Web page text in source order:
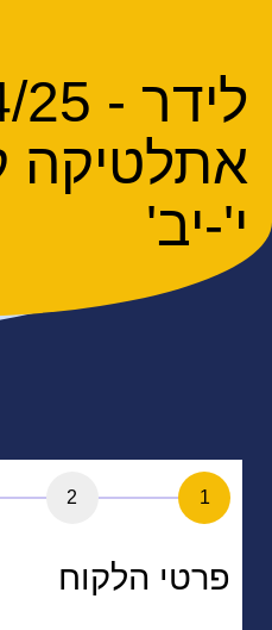
לידר -
אתלטיקה
י'-יב'
1
2
פרטי הלקוח